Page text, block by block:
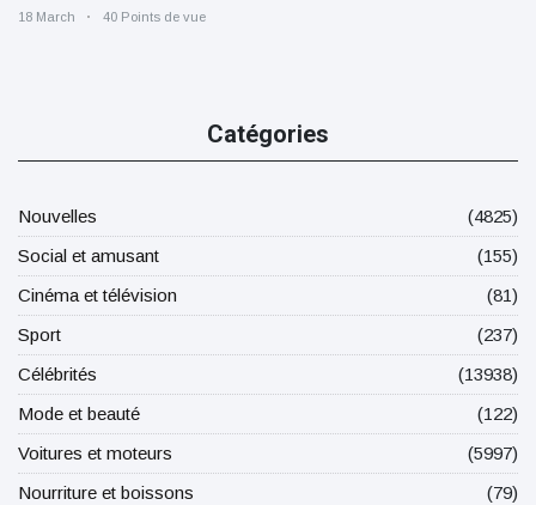
18 March 40 Points de vue
Catégories
Nouvelles
(4825)
Social et amusant
(155)
Cinéma et télévision
(81)
Sport
(237)
Célébrités
(13938)
Mode et beauté
(122)
Voitures et moteurs
(5997)
Nourriture et boissons
(79)